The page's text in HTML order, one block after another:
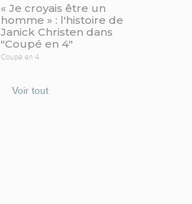
« Je croyais être un
homme » : l'histoire de
Janick Christen dans
"Coupé en 4"
Coupé en 4
Voir tout